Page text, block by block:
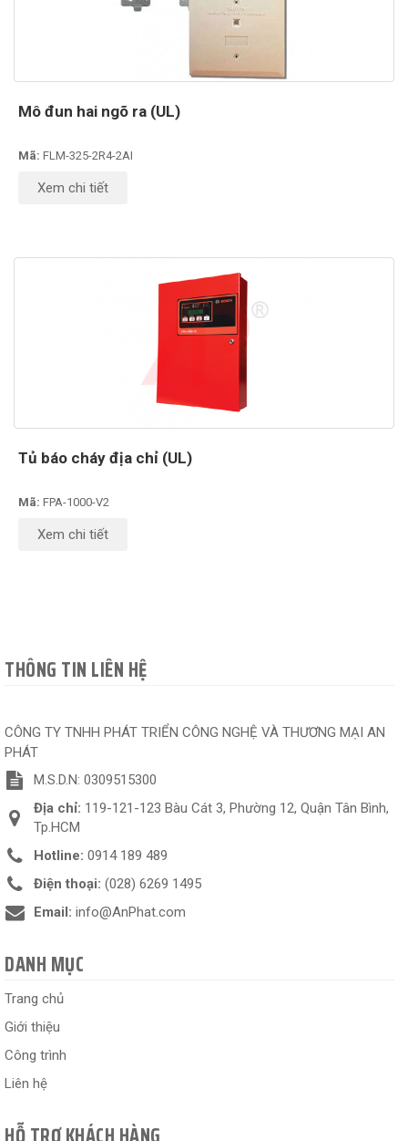
Mô đun hai ngõ ra (UL)
Mã: FLM-325-2R4-2AI
Xem chi tiết
Tủ báo cháy địa chỉ (UL)
Mã: FPA-1000-V2
Xem chi tiết
THÔNG TIN LIÊN HỆ
CÔNG TY TNHH PHÁT TRIỂN CÔNG NGHỆ VÀ THƯƠNG MẠI AN
PHÁT
M.S.D.N: 0309515300
Địa chỉ: 119-121-123 Bàu Cát 3, Phường 12, Quận Tân Bình,
Tp.HCM
Hotline: 0914 189 489
Điện thoại: (028) 6269 1495
Email: info@AnPhat.com
DANH MỤC
Trang chủ
Giới thiệu
Công trình
Liên hệ